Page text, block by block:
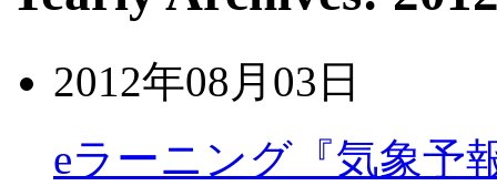
2012年08月03日
eラーニング『気象予